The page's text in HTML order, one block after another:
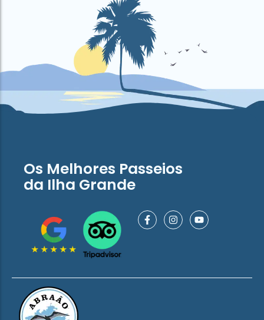
Os Melhores Passeios
da Ilha Grande